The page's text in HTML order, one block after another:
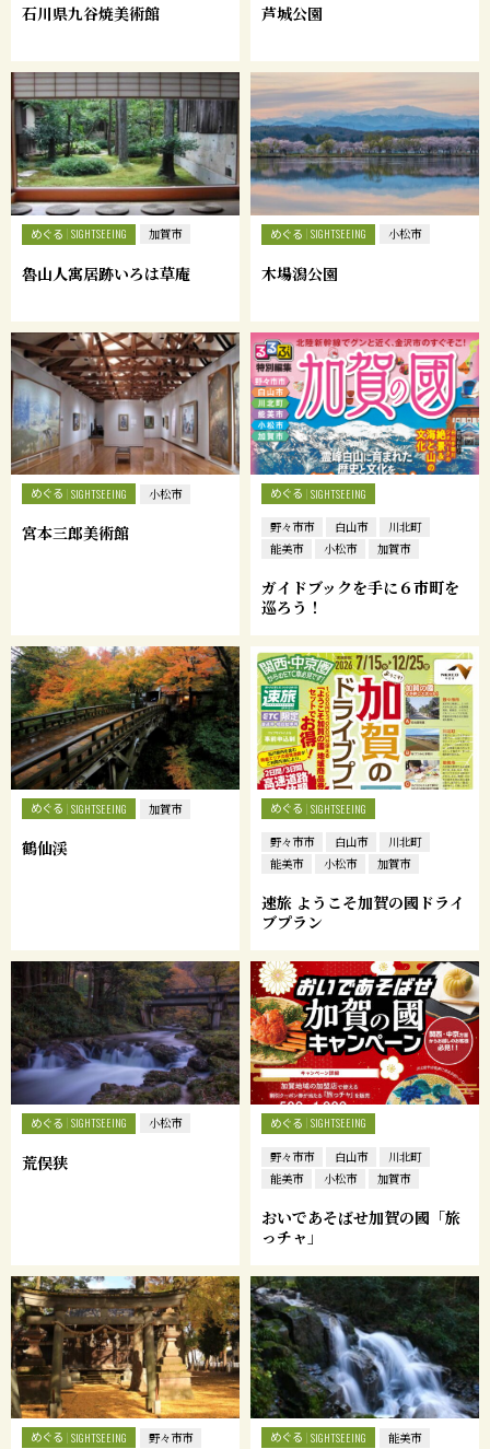
石川県九谷焼美術館 芦城公園
めぐる SIGHTSEEING 加賀市
魯山人寓居跡いろは草庵
めぐる SIGHTSEEING 小松市
木場潟公園
めぐる SIGHTSEEING 小松市
宮本三郎美術館
めぐる SIGHTSEEING
野々市市 白山市
川北町
能美市
小松市 加賀市
ガイドブックを手に６市町を
巡ろう！
めぐる SIGHTSEEING 加賀市
鶴仙渓
めぐる SIGHTSEEING
野々市市 白山市
川北町
能美市
小松市 加賀市
速旅 ようこそ加賀の國ドライ
ブプラン
めぐる SIGHTSEEING 小松市
荒俣狭
めぐる SIGHTSEEING
野々市市 白山市
川北町
能美市
小松市 加賀市
おいであそばせ加賀の國「旅
っチャ」
めぐる SIGHTSEEING 野々市市 めぐる SIGHTSEEING 能美市